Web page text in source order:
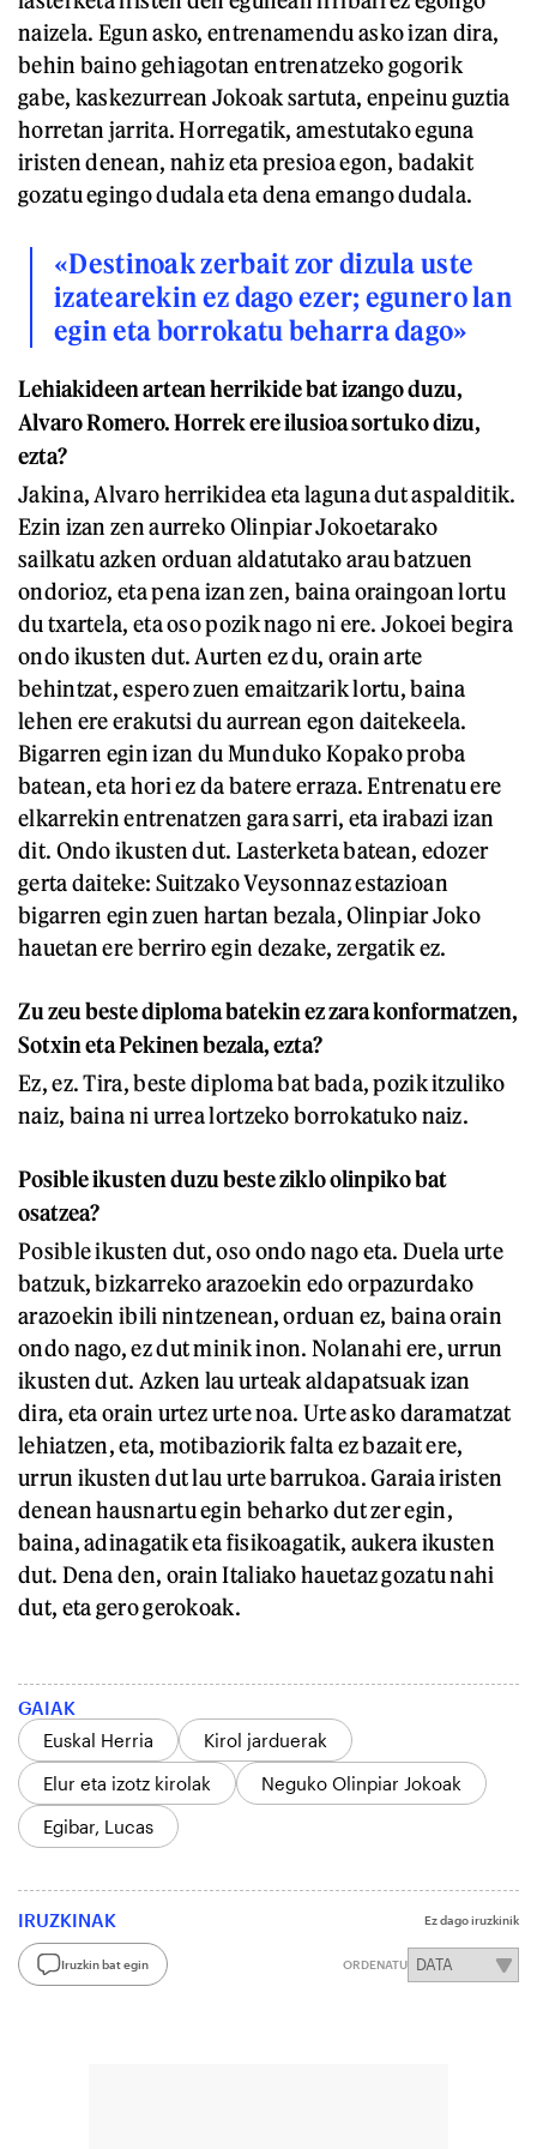
naizela. Egun asko, entrenamendu asko izan dira,
behin baino gehiagotan entrenatzeko gogorik
gabe, kaskezurrean Jokoak sartuta, enpeinu guztia
horretan jarrita. Horregatik, amestutako eguna
iristen denean, nahiz eta presioa egon, badakit
gozatu egingo dudala eta dena emango dudala.
«Destinoak zerbait zor dizula uste
izatearekin ez dago ezer; egunero lan
egin eta borrokatu beharra dago»
Lehiakideen artean herrikide bat izango duzu,
Alvaro Romero. Horrek ere ilusioa sortuko dizu,
ezta?
Jakina, Alvaro herrikidea eta laguna dut aspalditik.
Ezin izan zen aurreko Olinpiar Jokoetarako
sailkatu azken orduan aldatutako arau batzuen
ondorioz, eta pena izan zen, baina oraingoan lortu
du txartela, eta oso pozik nago ni ere. Jokoei begira
ondo ikusten dut. Aurten ez du, orain arte
behintzat, espero zuen emaitzarik lortu, baina
lehen ere erakutsi du aurrean egon daitekeela.
Bigarren egin izan du Munduko Kopako proba
batean, eta hori ez da batere erraza. Entrenatu ere
elkarrekin entrenatzen gara sarri, eta irabazi izan
dit. Ondo ikusten dut. Lasterketa batean, edozer
gerta daiteke: Suitzako Veysonnaz estazioan
bigarren egin zuen hartan bezala, Olinpiar Joko
hauetan ere berriro egin dezake, zergatik ez.
Zu zeu beste diploma batekin ez zara konformatzen,
Sotxin eta Pekinen bezala, ezta?
Ez, ez. Tira, beste diploma bat bada, pozik itzuliko
naiz, baina ni urrea lortzeko borrokatuko naiz.
Posible ikusten duzu beste ziklo olinpiko bat
osatzea?
Posible ikusten dut, oso ondo nago eta. Duela urte
batzuk, bizkarreko arazoekin edo orpazurdako
arazoekin ibili nintzenean, orduan ez, baina orain
ondo nago, ez dut minik inon. Nolanahi ere, urrun
ikusten dut. Azken lau urteak aldapatsuak izan
dira, eta orain urtez urte noa. Urte asko daramatzat
lehiatzen, eta, motibaziorik falta ez bazait ere,
urrun ikusten dut lau urte barrukoa. Garaia iristen
denean hausnartu egin beharko dut zer egin,
baina, adinagatik eta fisikoagatik, aukera ikusten
dut. Dena den, orain Italiako hauetaz gozatu nahi
dut, eta gero gerokoak.
GAIAK
Euskal Herria
Kirol jarduerak
Elur eta izotz kirolak
Neguko Olinpiar Jokoak
Egibar, Lucas
IRUZKINAK Ez dago iruzkinik
Iruzkin bat egin ORDENATU